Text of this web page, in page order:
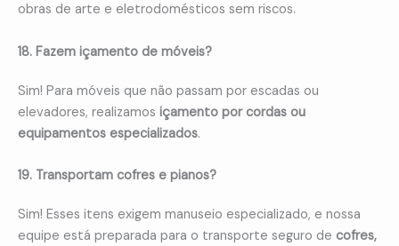
obras de arte e eletrodomésticos sem riscos.
18. Fazem içamento de móveis?
Sim! Para móveis que não passam por escadas ou
elevadores, realizamos içamento por cordas ou
equipamentos especializados.
19. Transportam cofres e pianos?
Sim! Esses itens exigem manuseio especializado, e nossa
equipe está preparada para o transporte seguro de cofres,